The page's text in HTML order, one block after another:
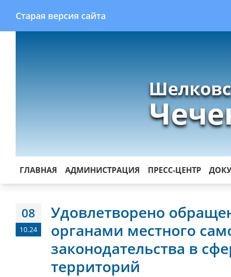
Старая версия сайта
ГЛАВНАЯ АДМИНИСТРАЦИЯ ПРЕСС-ЦЕНТР
08
10.24
Удовлетворено
органами местного
законодательства в
территорий